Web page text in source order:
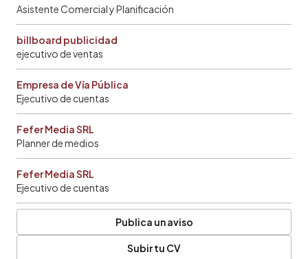
Asistente Comercial y Planificación
billboard publicidad
ejecutivo de ventas
Empresa de Vía Pública
Ejecutivo de cuentas
Fefer Media SRL
Planner de medios
Fefer Media SRL
Ejecutivo de cuentas
Publica un aviso
Subir tu CV